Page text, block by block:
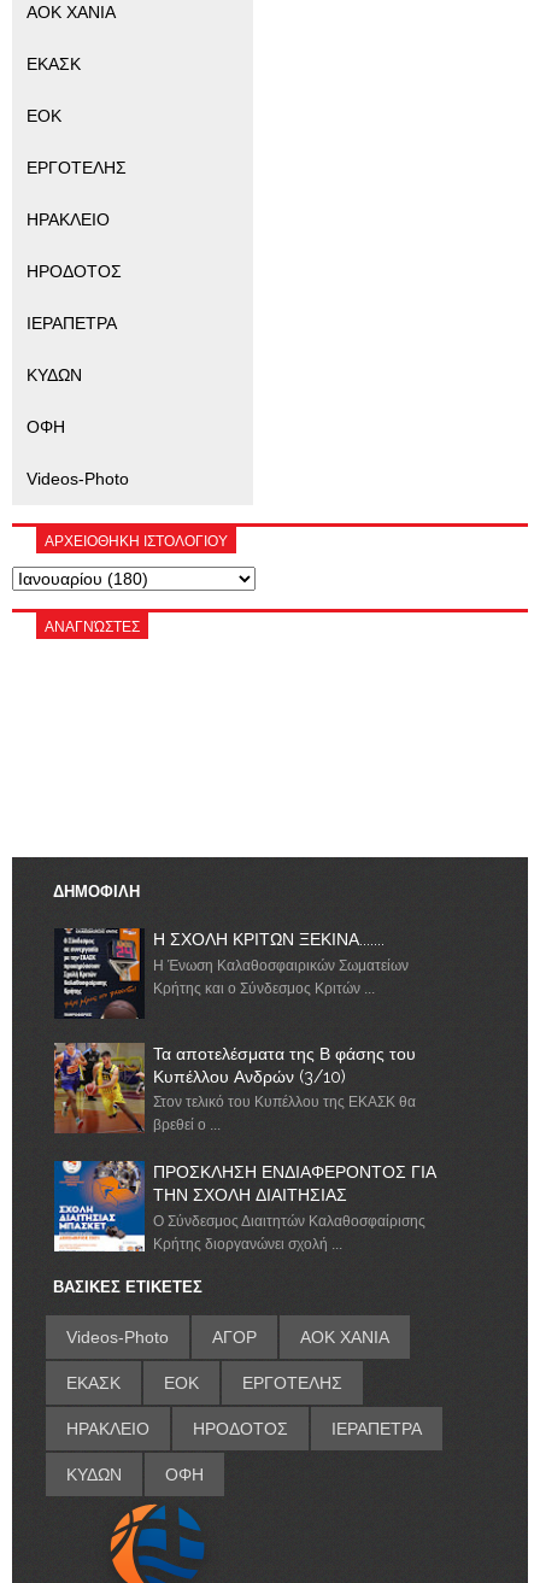
ΑΟΚ ΧΑΝΙΑ
ΕΚΑΣΚ
ΕΟΚ
ΕΡΓΟΤΕΛΗΣ
ΗΡΑΚΛΕΙΟ
ΗΡΟΔΟΤΟΣ
ΙΕΡΑΠΕΤΡΑ
ΚΥΔΩΝ
ΟΦΗ
Videos-Photo
ΑΡΧΕΙΟΘΗΚΗ ΙΣΤΟΛΟΓΙΟΥ
ΑΝΑΓΝΏΣΤΕΣ
ΔΗΜΟΦΙΛΗ
Η ΣΧΟΛΗ ΚΡΙΤΩΝ ΞΕΚΙΝΑ.......
Η Ένωση Καλαθοσφαιρικών Σωματείων
Κρήτης και ο Σύνδεσμος Κριτών ...
Τα αποτελέσματα της Β φάσης του
Κυπέλλου Ανδρών (3/10)
Στον τελικό του Κυπέλλου της ΕΚΑΣΚ θα
βρεθεί ο ...
ΠΡΟΣΚΛΗΣΗ ΕΝΔΙΑΦΕΡΟΝΤΟΣ ΓΙΑ
ΤΗΝ ΣΧΟΛΗ ΔΙΑΙΤΗΣΙΑΣ
Ο Σύνδεσμος Διαιτητών Καλαθοσφαίρισης
Κρήτης διοργανώνει σχολή ...
ΒΑΣΙΚΕΣ ΕΤΙΚΕΤΕΣ
Videos-Photo ΑΓΟΡ ΑΟΚ ΧΑΝΙΑ
ΕΚΑΣΚ ΕΟΚ ΕΡΓΟΤΕΛΗΣ
ΗΡΑΚΛΕΙΟ ΗΡΟΔΟΤΟΣ ΙΕΡΑΠΕΤΡΑ
ΚΥΔΩΝ ΟΦΗ